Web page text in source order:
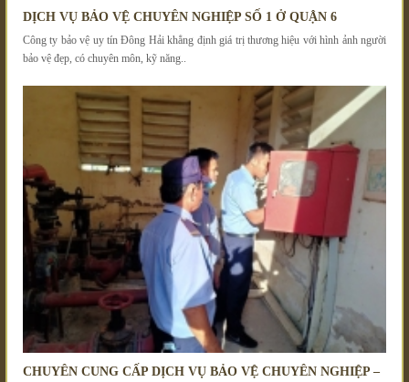
DỊCH VỤ BẢO VỆ CHUYÊN NGHIỆP SỐ 1 Ở QUẬN 6
Công ty bảo vệ uy tín Đông Hải khẳng định giá trị thương hiệu với hình ảnh người
bảo vệ đẹp, có chuyên môn, kỹ năng..
CHUYÊN CUNG CẤP DỊCH VỤ BẢO VỆ CHUYÊN NGHIỆP –